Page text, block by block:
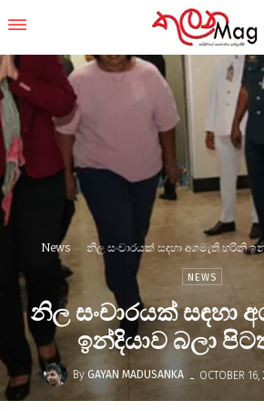
News නිල සංචාරයක් සඳහා අගමැති හරිනි
NEWS
නිල සංචාරයක් සඳහා
ඉන්දියාව බලා
By GAYAN MADUSANKA - OCTOBER 16,